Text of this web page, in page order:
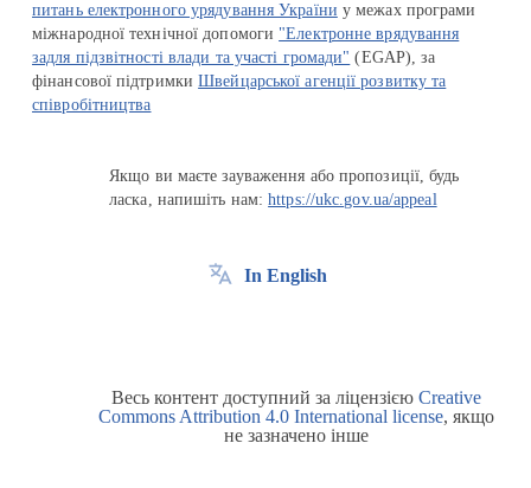
питань електронного урядування України у межах програми
міжнародної технічної допомоги "Електронне врядування
задля підзвітності влади та участі громади" (EGAP), за
фінансової підтримкиШвейцарської агенції розвитку та
співробітництва
Якщо ви маєте зауваження або пропозиції, будь
ласка, напишіть нам:https://ukc.gov.ua/appeal
In English
Весь контент доступний за ліцензією Creative
Commons Attribution 4.0 International license, якщо
не зазначено інше